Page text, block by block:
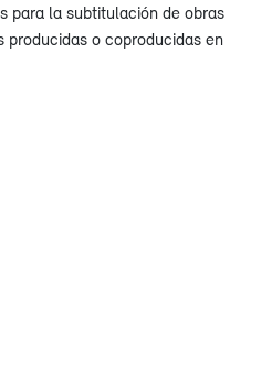
para la subtitulación de obras
producidas o coproducidas en